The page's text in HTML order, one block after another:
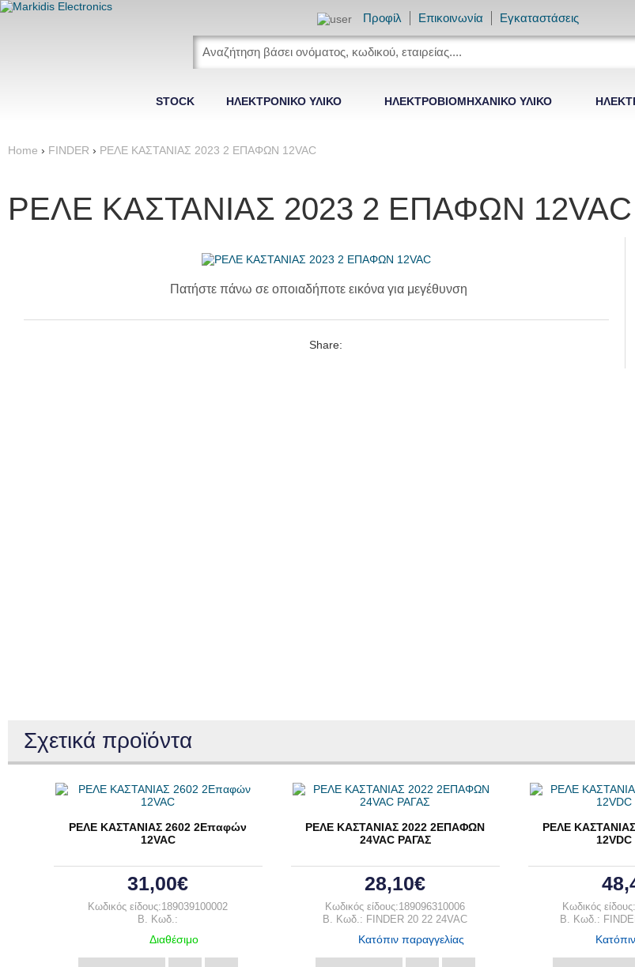
Προφίλ Επικοινωνία Εγκαταστάσεις
STOCK ΗΛΕΚΤΡΟΝΙΚΟ ΥΛΙΚΟ ΗΛΕΚΤΡΟΒΙΟΜΗΧΑΝΙΚΟ ΥΛΙΚΟ
Home › FINDER › ΡΕΛΕ ΚΑΣΤΑΝΙΑΣ 2023 2 ΕΠΑΦΩΝ 12VAC
ΡΕΛΕ ΚΑΣΤΑΝΙΑΣ 2023 2 ΕΠΑΦΩΝ 12VAC
Πατήστε πάνω σε οποιαδήποτε εικόνα για μεγέθυνση
Share:
Σχετικά προϊόντα
ΡΕΛΕ ΚΑΣΤΑΝΙΑΣ 2602 2Επαφών
12VAC
31,00€
Κωδικός είδους:189039100002
B. Κωδ.:
Διαθέσιμο
ΡΕΛΕ ΚΑΣΤΑΝΙΑΣ 2022 2ΕΠΑΦΩΝ
24VAC ΡΑΓΑΣ
28,10€
Κωδικός είδους:189096310006
B. Κωδ.: FINDER 20 22 24VAC
Κατόπιν παραγγελίας
ΡΕΛΕ
Κωδικός
B. Κωδ.: